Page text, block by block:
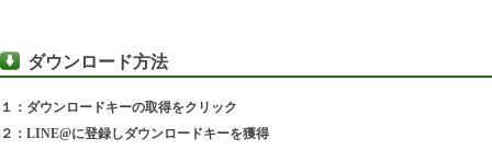
ダウンロード方法
１：ダウンロードキーの取得をクリック
２：LINE@に登録しダウンロードキーを獲得